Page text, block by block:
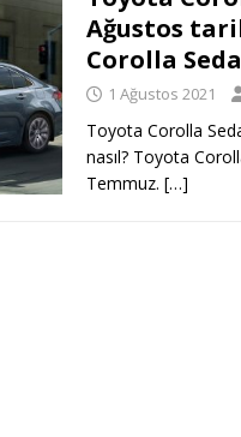
Ağustos
Corolla
1 Ağustos 2021
Toyota Corolla
nasıl? Toyota
Temmuz. […]